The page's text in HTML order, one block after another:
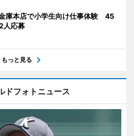
庫本店で小学生向け仕事体験 45
人応募
もっと見る
ドフォトニュース